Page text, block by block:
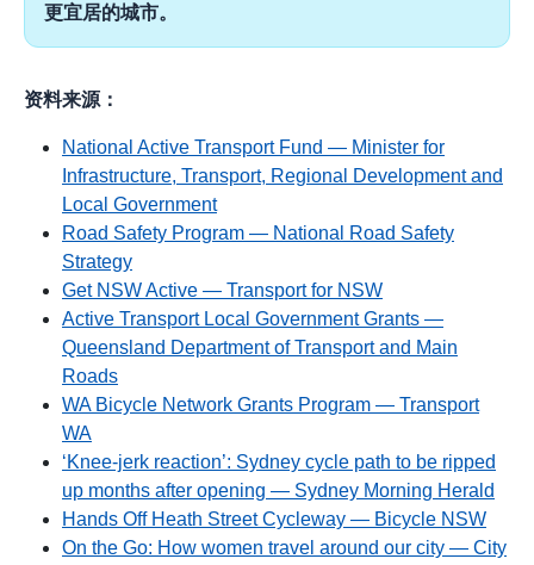
更宜居的城市。
资料来源：
National Active Transport Fund — Minister for
Infrastructure, Transport, Regional Development and
Local Government
Road Safety Program — National Road Safety
Strategy
Get NSW Active — Transport for NSW
Active Transport Local Government Grants —
Queensland Department of Transport and Main
Roads
WA Bicycle Network Grants Program — Transport
WA
‘Knee-jerk reaction’: Sydney cycle path to be ripped
up months after opening — Sydney Morning Herald
Hands Off Heath Street Cycleway — Bicycle NSW
On the Go: How women travel around our city — City